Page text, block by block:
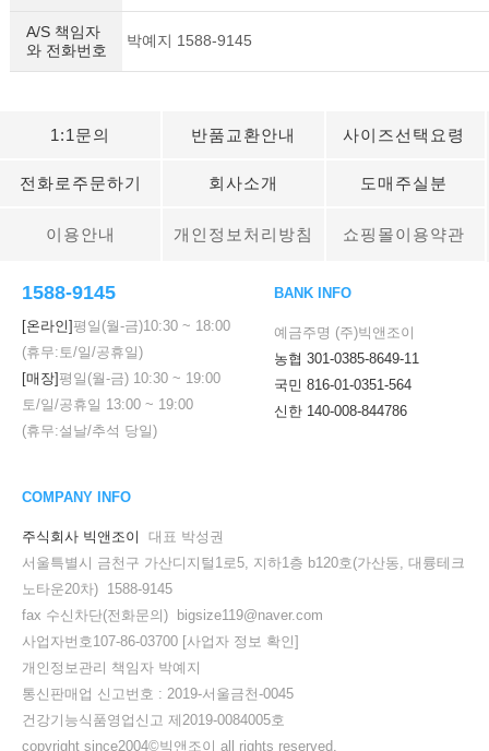
세요!
A/S 책임자
와 전화번호
박예지 1588-9145
1:1문의 반품교환안내 사이즈선택요령
전화로주문하기 회사소개 도매주실분
이용안내 개인정보처리방침 쇼핑몰이용약관
1588-9145
[온라인]평일(월-금)10:30 ~ 18:00
(휴무:토/일/공휴일)
[매장]평일(월-금) 10:30 ~ 19:00
토/일/공휴일 13:00 ~ 19:00
(휴무:설날/추석 당일)
BANK INFO
예금주명 (주)빅앤조이
농협 301-0385-8649-11
국민 816-01-0351-564
신한 140-008-844786
COMPANY INFO
주식회사 빅앤조이
대표 박성권
서울특별시 금천구 가산디지털1로5, 지하1층 b120호(가산동, 대륭테크
노타운20차) 1588-9145
fax 수신차단(전화문의) bigsize119@naver.com
사업자번호107-86-03700 [사업자 정보 확인]
개인정보관리 책임자 박예지
통신판매업 신고번호 : 2019-서울금천-0045
건강기능식품영업신고 제2019-0084005호
copyright since2004©빅앤조이 all rights reserved.